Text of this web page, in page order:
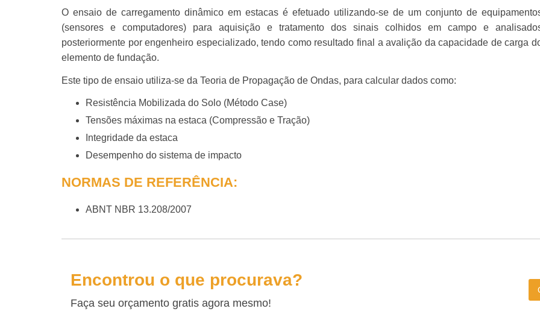
O ensaio de carregamento dinâmico em estacas é efetuado utilizando-se de um conjunto de
(sensores e computadores) para aquisição e tratamento dos sinais colhidos em campo e
posteriormente por engenheiro especializado, tendo como resultado final a avalição da capacidade de carga
elemento de fundação.
Este tipo de ensaio utiliza-se da Teoria de Propagação de Ondas, para calcular dados como:
Resistência Mobilizada do Solo (Método Case)
Tensões máximas na estaca (Compressão e Tração)
Integridade da estaca
Desempenho do sistema de impacto
NORMAS DE REFERÊNCIA:
ABNT NBR 13.208/2007
Encontrou o que procurava?
Faça seu orçamento gratis agora mesmo!